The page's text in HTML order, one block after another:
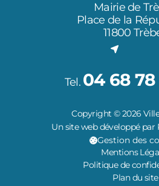
Mairie de
Place de la
11800
Tel. 04 68
Copyright © 2026
Un site web développé par
Gestion des
Mentions
Politique de
Plan du site